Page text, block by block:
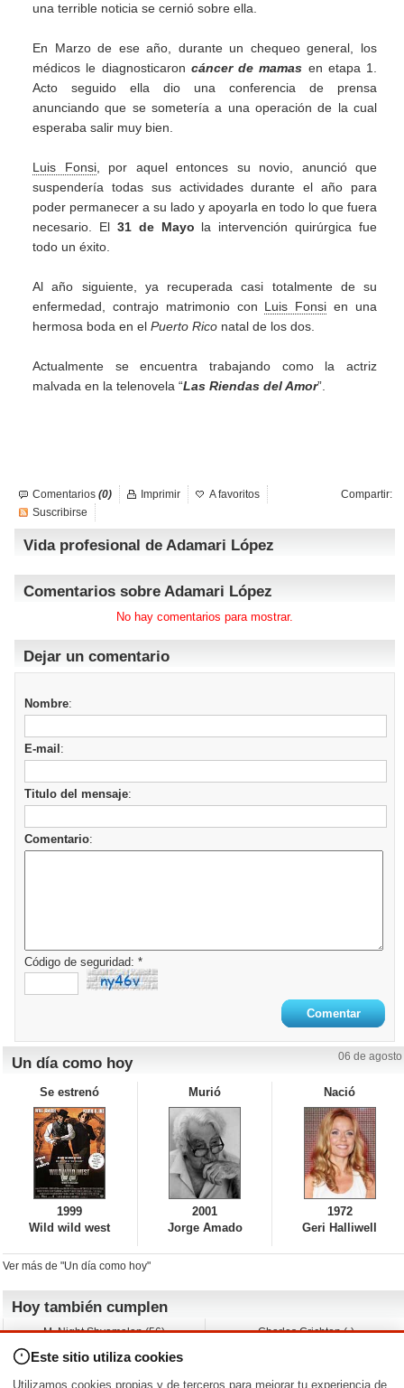
una terrible noticia se cernió sobre ella.
En Marzo de ese año, durante un chequeo general, los
médicos le diagnosticaron cáncer de mamas en etapa 1.
Acto seguido ella dio una conferencia de prensa
anunciando que se sometería a una operación de la cual
esperaba salir muy bien.
Luis Fonsi, por aquel entonces su novio, anunció que
suspendería todas sus actividades durante el año para
poder permanecer a su lado y apoyarla en todo lo que fuera
necesario. El 31 de Mayo la intervención quirúrgica fue
todo un éxito.
Al año siguiente, ya recuperada casi totalmente de su
enfermedad, contrajo matrimonio con Luis Fonsi en una
hermosa boda en el Puerto Rico natal de los dos.
Actualmente se encuentra trabajando como la actriz
malvada en la telenovela “Las Riendas del Amor”.
Comentarios (0) Compartir:
Imprimir
A favoritos
Suscribirse
Vida profesional de Adamari López
Comentarios sobre Adamari López
No hay comentarios para mostrar.
Dejar un comentario
Nombre:
E-mail :
Titulo del mensaje:
Comentario:
Código de seguridad: *
Un día como hoy 06 de agosto
Se estrenó
1999
Wild wild west
Murió
2001
Jorge Amado
Nació
1972
Geri Halliwell
Ver más de "Un día como hoy"
Hoy también cumplen
M. Night Shyamalan (56)
Andy Warhol (98)
Melissa George (50)
Charles Crichton (-)
Jeremy Ratchford (61)
Este sitio utiliza cookies
Utilizamos cookies propias y de terceros para mejorar tu experiencia de